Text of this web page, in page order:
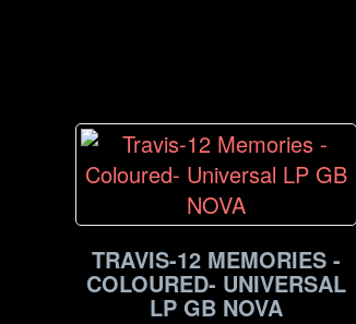
TRAVIS-12 MEMORIES -
COLOURED- UNIVERSAL
LP GB NOVA